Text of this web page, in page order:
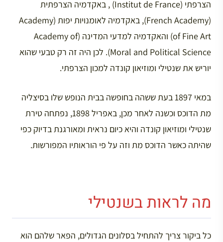
הצרפתי (Institut de France) , באקדמיה הצרפתית
(French Academy), באקדמיה לאומנויות יפות (Academy
of Fine Art) והאקדמיה למדעי המדינה (Academy of
Moral and Political Science). לכן היה זה רק טבעי שהוא
יוריש את שנטילי ומוזיאון קונדה למכון הצרפתי.
במאי 1897 בעת ששהה בחופשה בבית הנופש שלו בסיצליה
מת הדוכס וכשנה לאחר מכן, באפריל 1898, נפתחה טירת
שנטילי ומוזיאון קונדה והיא כיום נראית ומאורגנת בדיוק כפי
שהיתה כאשר הדוכס מת וזה על פי הוראותיו המפורשות.
מה לראות בשנטילי
כל ביקור צריך להתחיל בסלונים הגדולים, הפאר שלהם הוא